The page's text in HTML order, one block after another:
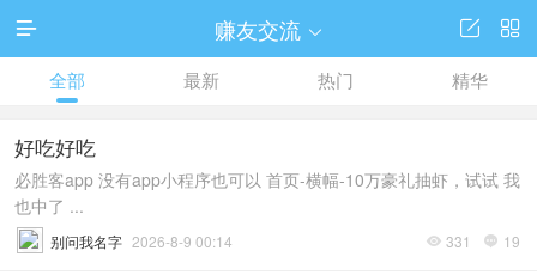
 赚友交流  

全部 最新 热门 精华
好吃好吃
必胜客app 没有app小程序也可以 首页-横幅-10万豪礼抽虾，试试 我
也中了 ...
 331  19
别问我名字 2026-8-9 00:14